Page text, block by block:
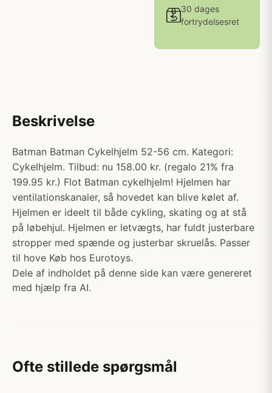
30 dages
fortrydelsesret
Beskrivelse
Batman Batman Cykelhjelm 52-56 cm. Kategori:
Cykelhjelm. Tilbud: nu 158.00 kr. (regalo 21% fra
199.95 kr.) Flot Batman cykelhjelm! Hjelmen har
ventilationskanaler, så hovedet kan blive kølet af.
Hjelmen er ideelt til både cykling, skating og at stå
på løbehjul. Hjelmen er letvægts, har fuldt justerbare
stropper med spænde og justerbar skruelås. Passer
til hove Køb hos Eurotoys.
Dele af indholdet på denne side kan være genereret
med hjælp fra AI.
Ofte stillede spørgsmål